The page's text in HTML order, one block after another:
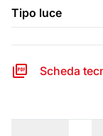
Tipo luce
Scheda